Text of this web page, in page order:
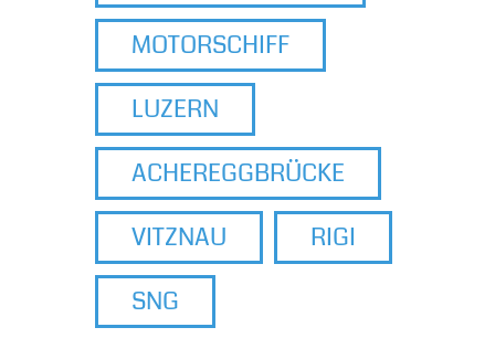
MOTORSCHIFF
LUZERN
ACHEREGGBRÜCKE
VITZNAU
RIGI
SNG